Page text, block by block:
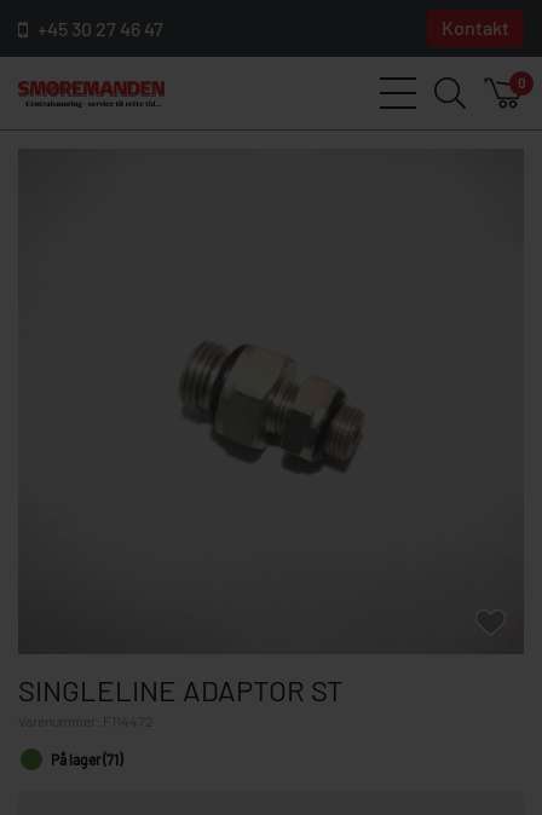
+45 30 27 46 47 Kontakt
0
SINGLELINE ADAPTOR ST
F114472
På lager (71)